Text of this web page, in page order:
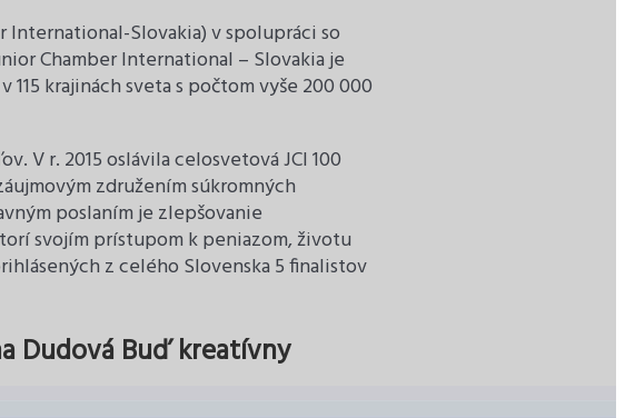
International-Slovakia) v spolupráci so
Chamber International – Slovakia je
115 krajinách sveta s počtom vyše 200 000
V r. 2015 oslávila celosvetová JCI 100
združením súkromných
poslaním je zlepšovanie
svojím prístupom k peniazom, životu
z celého Slovenska 5 finalistov
Dudová Buď kreatívny